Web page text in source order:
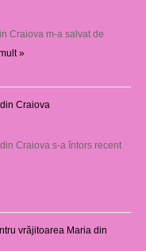
Craiova m-a salvat de
»
Craiova
Craiova s-a întors recent
vrăjitoarea Maria din